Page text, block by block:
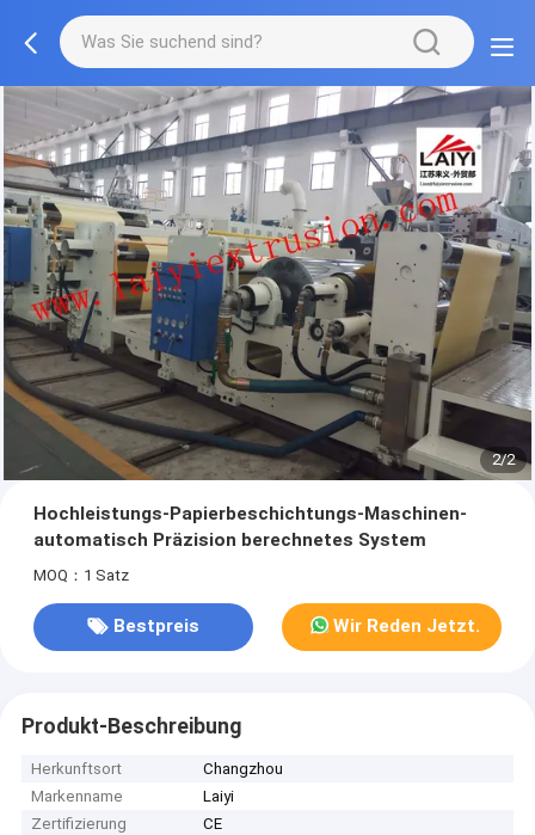
2/2
Hochleistungs-Papierbeschichtungs-Maschinen-
automatisch Präzision berechnetes System
MOQ：1 Satz
Bestpreis Wir Reden Jetzt.
Produkt-Beschreibung
Herkunftsort
Changzhou
Markenname
Laiyi
Zertifizierung
CE